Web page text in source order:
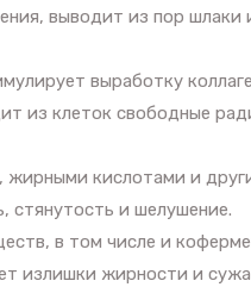
выводит из пор
выработку
клеток свободные
кислотами и
стянутость и шелушение.
в том числе и
излишки жирности и